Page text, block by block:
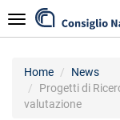
al
contenuto
Navigazione
Home
News
Progetti di
valutazione